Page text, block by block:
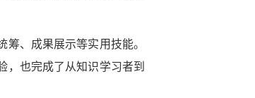
、成果展示等实用技能。
，也完成了从知识学习者到